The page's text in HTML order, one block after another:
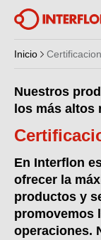
Inicio
Nuestros
los más altos
En Interflon
ofrecer la
productos y
promovemos
operaciones.